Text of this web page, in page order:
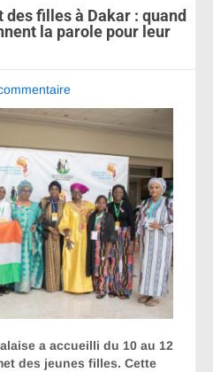
des filles à Dakar : quand
la parole pour leur
a accueilli du 10 au 12
des jeunes filles. Cette